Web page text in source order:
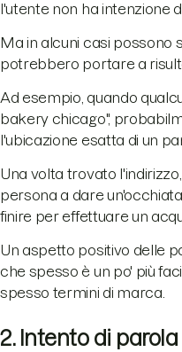
l'utente non ha intenzione
Ma in alcuni casi possono
potrebbero portare a
Ad esempio, quando
bakery chicago",
l'ubicazione esatta di un
Una volta trovato
persona a dare
finire per effettuare un
Un aspetto positivo delle
che spesso è un po' più
spesso termini di marca.
2. Intento di